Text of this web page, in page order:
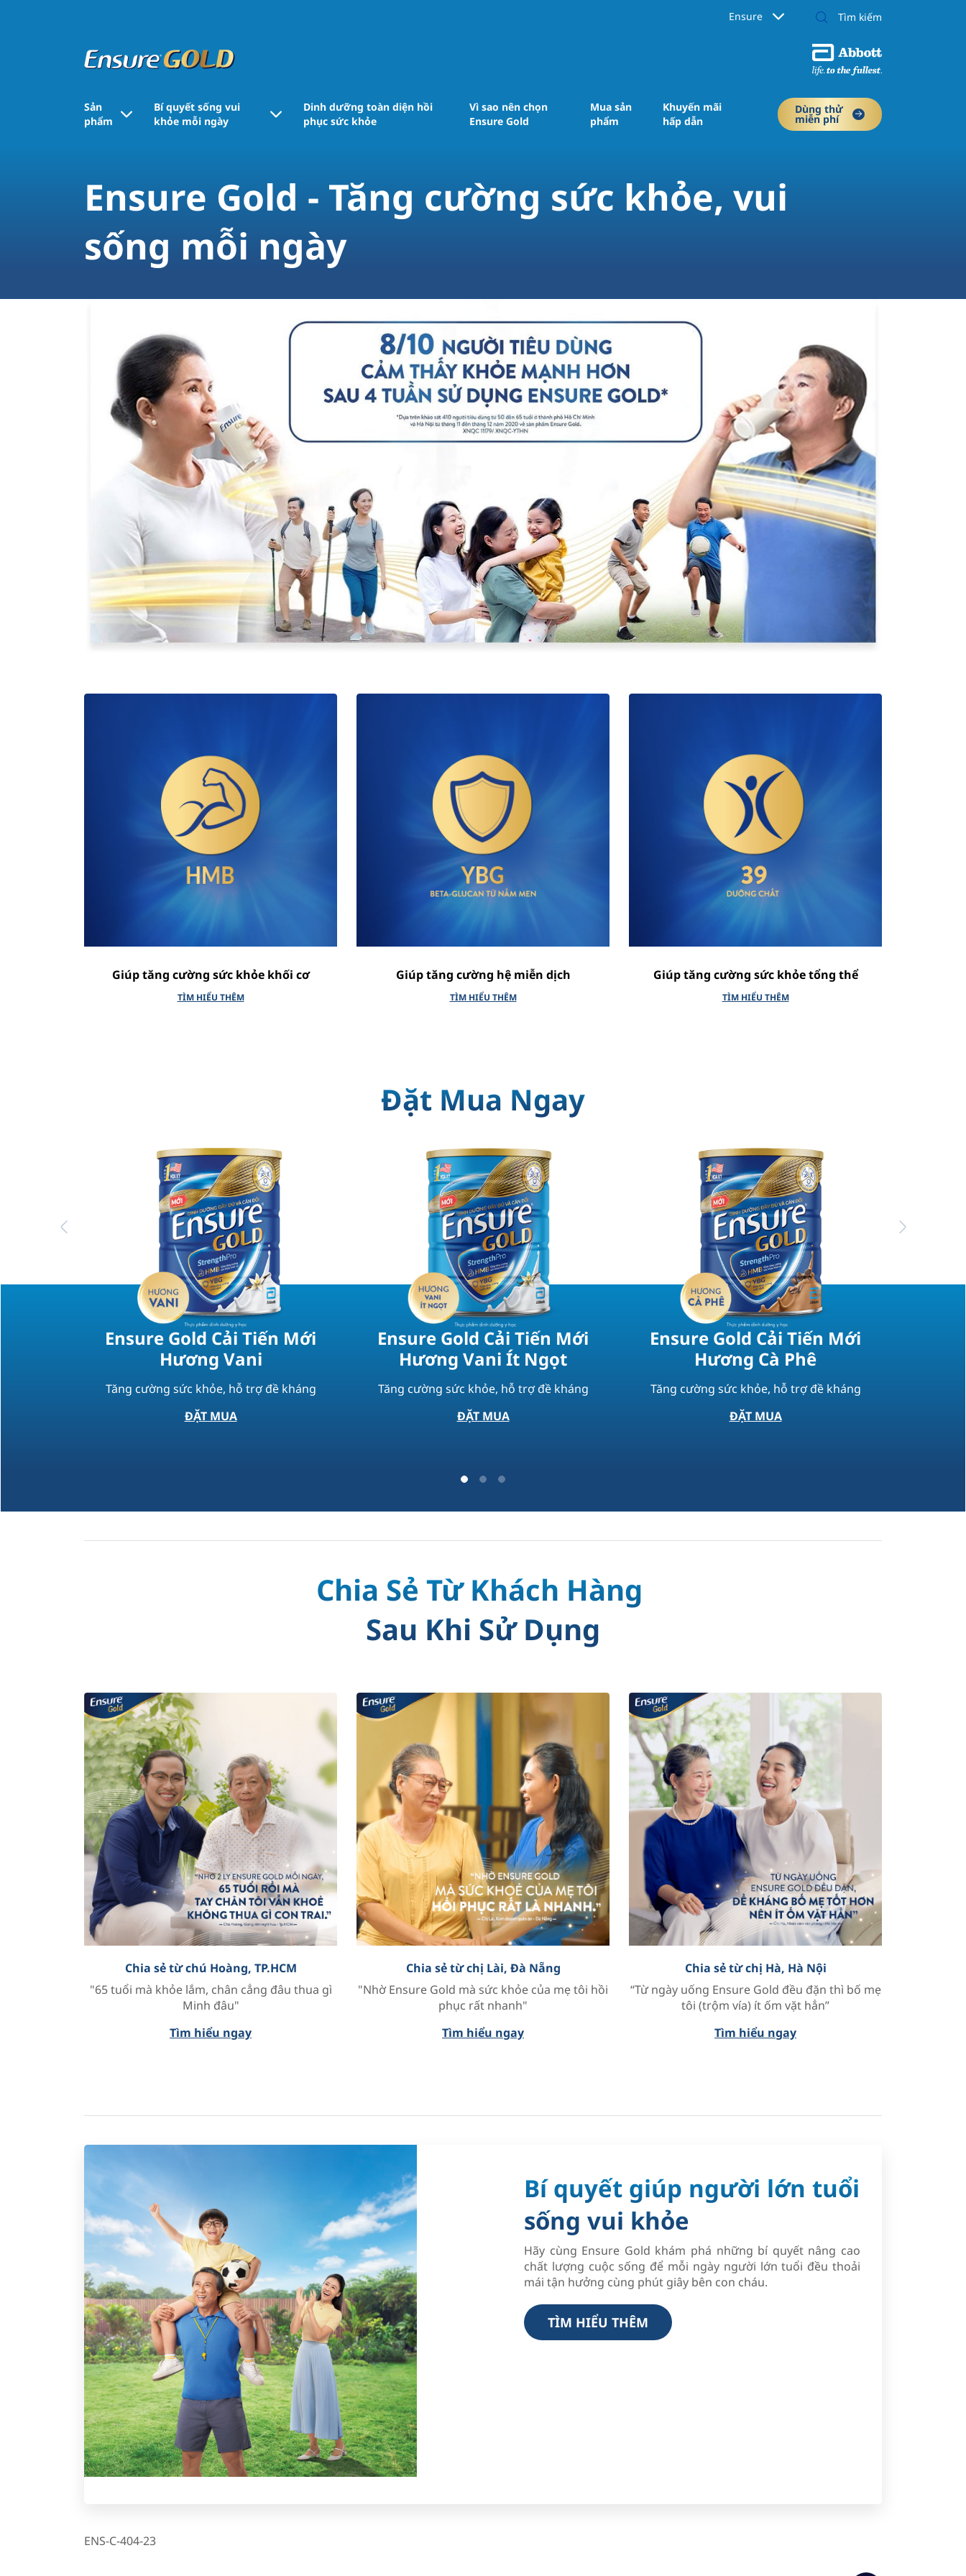
Ensure
Sản
phẩm
Bí quyết sống vui
khỏe mỗi ngày
Dinh dưỡng toàn diện ​hồi
phục sức khỏe
Vì sao nên chọn
Ensure Gold
Mua sản
phẩm
Khuyến mãi
hấp dẫn
Dùng thử
miễn phí
Ensure Gold - Tăng cường sức khỏe, vui
sống mỗi ngày
Giúp tăng cường sức khỏe khối cơ
TÌM HIỂU THÊM
Giúp tăng cường hệ miễn dịch
TÌM HIỂU THÊM
Giúp tăng cường sức khỏe tổng thể
TÌM HIỂU THÊM
Đặt Mua Ngay
Ensure Gold Cải Tiến Mới
Hương Vani​
Tăng cường sức khỏe, hỗ trợ đề kháng​
ĐẶT MUA
Ensure Gold Cải Tiến Mới
Hương Vani Ít Ngọt
Tăng cường sức khỏe, hỗ trợ đề kháng​
ĐẶT MUA
Ensure Gold Cải Tiến Mới
Hương Cà Phê
Tăng cường sức khỏe, hỗ trợ đề kháng​
ĐẶT MUA
Chia Sẻ Từ Khách Hàng
Sau Khi Sử Dụng
Chia sẻ từ chú Hoàng, TP.HCM
"65 tuổi mà khỏe lắm, chân cẳng đâu thua gì
Minh đâu"
Tìm hiểu ngay
Chia sẻ từ chị Lài, Đà Nẵng
"Nhờ Ensure Gold mà sức khỏe của mẹ tôi hồi
phục rất nhanh"
Tìm hiểu ngay
Chia sẻ từ chị Hà, Hà Nội
“Từ ngày uống Ensure Gold đều đặn thì bố mẹ
tôi (trộm vía) ít ốm vặt hẳn”
Tìm hiểu ngay
Bí quyết giúp người lớn tuổi
sống vui khỏe
Hãy cùng Ensure Gold khám phá những bí quyết nâng cao
chất lượng cuộc sống để mỗi ngày người lớn tuổi đều thoải
mái tận hưởng cùng phút giây bên con cháu.
TÌM HIỂU THÊM
ENS-C-404-23